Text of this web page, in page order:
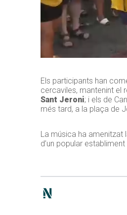
Els participants han
cercaviles, mantenint el
Sant Jeroni; i els de
més tard, a la plaça de
La música ha amenitzat
d’un popular